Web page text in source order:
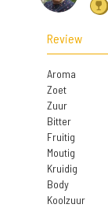
Review
Aroma
Zoet
Zuur
Bitter
Fruitig
Moutig
Kruidig
Body
Koolzuur